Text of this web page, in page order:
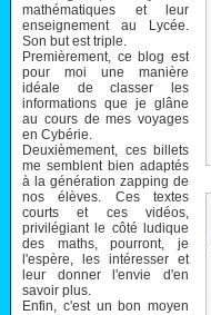
mathématiques et leur
enseignement au Lycée.
Son but est triple.
Premièrement, ce blog est
pour moi une manière
idéale de classer les
informations que je glâne
au cours de mes voyages
en Cybérie.
Deuxièmement, ces billets
me semblent bien adaptés
à la génération zapping de
nos élèves. Ces textes
courts et ces vidéos,
privilégiant le côté ludique
des maths, pourront, je
l'espère, les intéresser et
leur donner l'envie d'en
savoir plus.
Enfin, c'est un bon moyen